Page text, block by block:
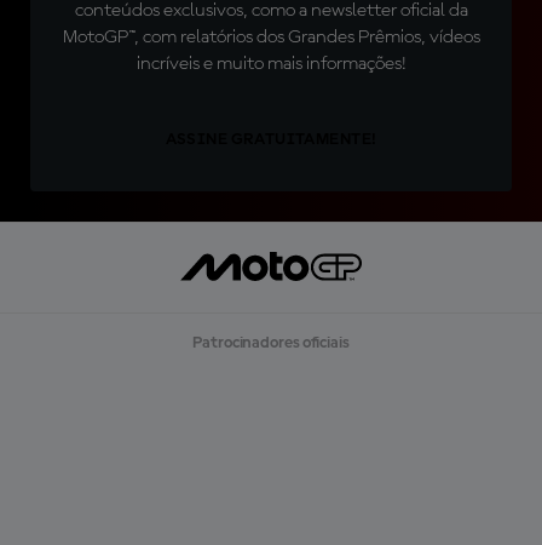
conteúdos exclusivos, como a newsletter oficial da
MotoGP™, com relatórios dos Grandes Prêmios, vídeos
incríveis e muito mais informações!
Patrocinadores oficiais